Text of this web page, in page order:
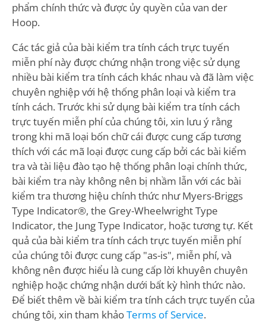
phẩm chính thức và được ủy quyền của van der
Hoop.
Các tác giả của bài kiểm tra tính cách trực tuyến
miễn phí này được chứng nhận trong việc sử dụng
nhiều bài kiểm tra tính cách khác nhau và đã làm việc
chuyên nghiệp với hệ thống phân loại và kiểm tra
tính cách. Trước khi sử dụng bài kiểm tra tính cách
trực tuyến miễn phí của chúng tôi, xin lưu ý rằng
trong khi mã loại bốn chữ cái được cung cấp tương
thích với các mã loại được cung cấp bởi các bài kiểm
tra và tài liệu đào tạo hệ thống phân loại chính thức,
bài kiểm tra này không nên bị nhầm lẫn với các bài
kiểm tra thương hiệu chính thức như Myers-Briggs
Type Indicator®, the Grey-Wheelwright Type
Indicator, the Jung Type Indicator, hoặc tương tự. Kết
quả của bài kiểm tra tính cách trực tuyến miễn phí
của chúng tôi được cung cấp "as-is", miễn phí, và
không nên được hiểu là cung cấp lời khuyên chuyên
nghiệp hoặc chứng nhận dưới bất kỳ hình thức nào.
Để biết thêm về bài kiểm tra tính cách trực tuyến của
chúng tôi, xin tham khảoTerms of Service.